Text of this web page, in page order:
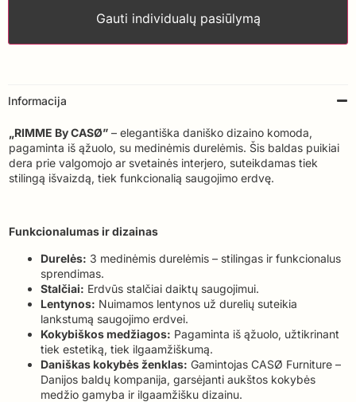
Gauti individualų pasiūlymą
Informacija
„RIMME By CASØ” – elegantiška daniško dizaino komoda,
pagaminta iš ąžuolo, su medinėmis durelėmis. Šis baldas puikiai
dera prie valgomojo ar svetainės interjero, suteikdamas tiek
stilingą išvaizdą, tiek funkcionalią saugojimo erdvę.
Funkcionalumas ir dizainas
Durelės: 3 medinėmis durelėmis – stilingas ir funkcionalus
sprendimas.
Stalčiai: Erdvūs stalčiai daiktų saugojimui.
Lentynos: Nuimamos lentynos už durelių suteikia
lankstumą saugojimo erdvei.
Kokybiškos medžiagos: Pagaminta iš ąžuolo, užtikrinant
tiek estetiką, tiek ilgaamžiškumą.
Daniškas kokybės ženklas: Gamintojas CASØ Furniture –
Danijos baldų kompanija, garsėjanti aukštos kokybės
medžio gamyba ir ilgaamžišku dizainu.